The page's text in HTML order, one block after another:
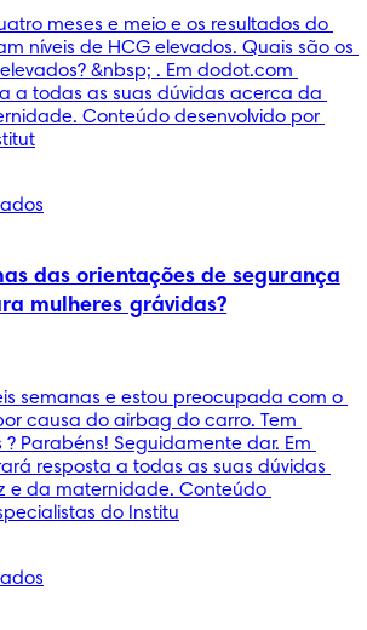
meses e meio e os resultados do
níveis de HCG elevados. Quais são os
&nbsp; . Em dodot.com
a todas as suas dúvidas acerca da
Conteúdo desenvolvido por
das orientações de segurança
mulheres grávidas?
semanas e estou preocupada com o
causa do airbag do carro. Tem
Parabéns! Seguidamente dar. Em
resposta a todas as suas dúvidas
e da maternidade. Conteúdo
do Institu